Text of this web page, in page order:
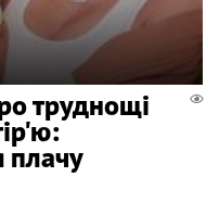
труднощі
плачу